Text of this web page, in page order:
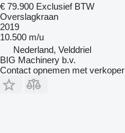
€ 79.900 Exclusief BTW
Overslagkraan
2019
10.500 m/u
Nederland, Velddriel
BIG Machinery b.v.
Contact opnemen met verkoper